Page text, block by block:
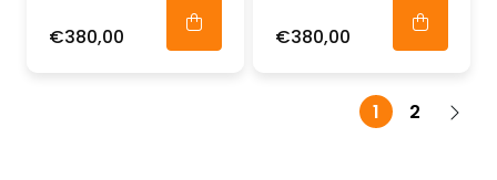
€380,00 €380,00
1 2